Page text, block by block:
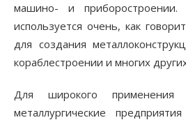
машино- и
используется очень, как
для создания
кораблестроении и многих
Для широкого применения
металлургические